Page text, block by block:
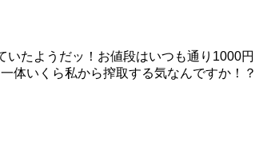
たようだッ！お値段はいつも通り1000円
体いくら私から搾取する気なんですか！？